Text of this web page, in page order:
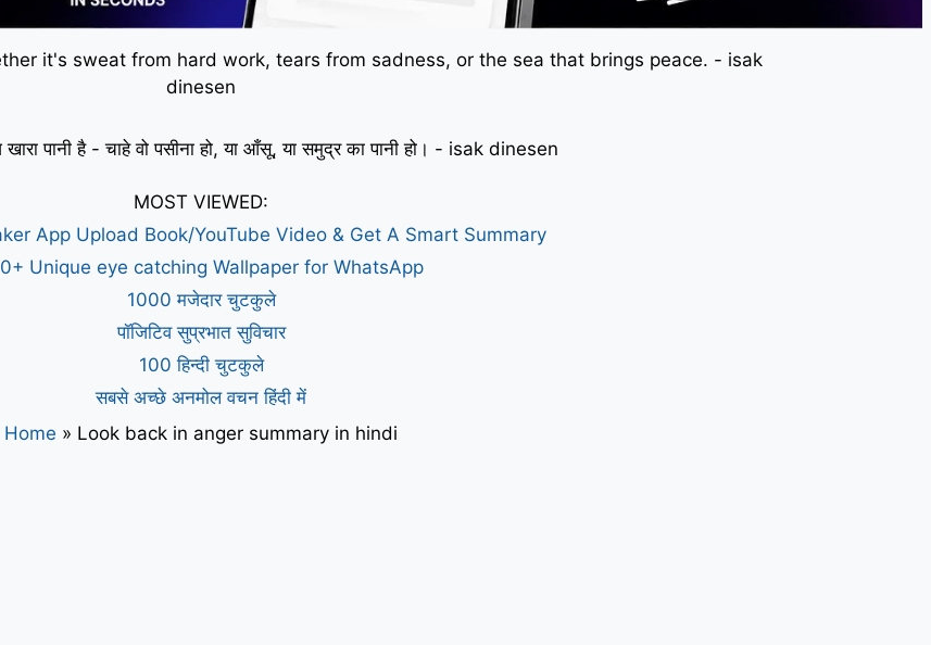
it's sweat from hard work, tears from sadness, or the sea that brings peace. - isak
dinesen
पानी है - चाहे वो पसीना हो, या आँसू, या समुद्र का पानी हो। - isak dinesen
MOST VIEWED:
App Upload Book/YouTube Video & Get A Smart Summary
Unique eye catching Wallpaper for WhatsApp
1000 मजेदार चुटकुले
पॉजिटिव सुप्रभात सुविचार
100 हिन्दी चुटकुले
सबसे अच्छे अनमोल वचन हिंदी में
Home » Look back in anger summary in hindi